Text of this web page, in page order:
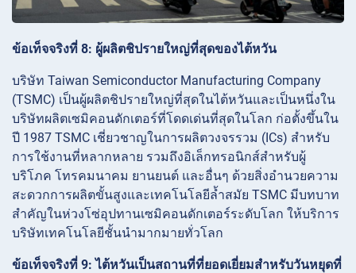
ข้อเท็จจริงที่ 8: ผู้ผลิตชิปรายใหญ่ที่สุดของไต้หวัน
บริษัท Taiwan Semiconductor Manufacturing Company
(TSMC) เป็นผู้ผลิตชิปรายใหญ่ที่สุดในไต้หวันและเป็นหนึ่งใน
บริษัทผลิตเซมิคอนดักเตอร์ที่โดดเด่นที่สุดในโลก ก่อตั้งขึ้นใน
ปี 1987 TSMC เชี่ยวชาญในการผลิตวงจรรวม (ICs) สำหรับ
การใช้งานที่หลากหลาย รวมถึงอิเล็กทรอนิกส์สำหรับผู้
บริโภค โทรคมนาคม ยานยนต์ และอื่นๆ ด้วยสิ่งอำนวยความ
สะดวกการผลิตขั้นสูงและเทคโนโลยีล้ำสมัย TSMC มีบทบาท
สำคัญในห่วงโซ่อุปทานเซมิคอนดักเตอร์ระดับโลก ให้บริการ
บริษัทเทคโนโลยีชั้นนำมากมายทั่วโลก
ข้อเท็จจริงที่ 9: ไต้หวันเป็นสถานที่ที่ยอดเยี่ยมสำหรับวันหยุดที่